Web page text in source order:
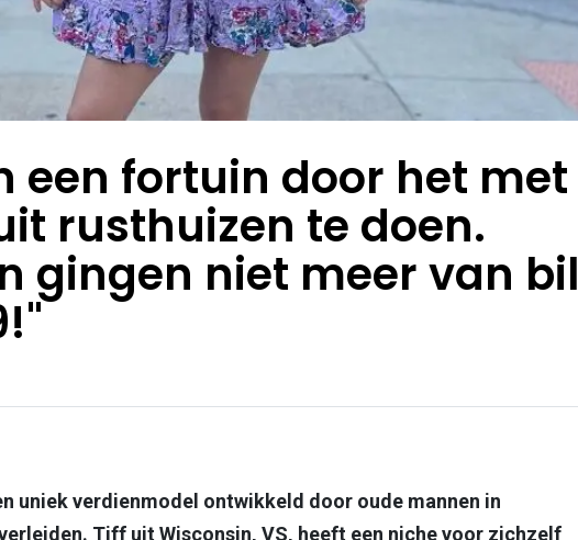
een fortuin door het met
rusthuizen te doen.
gingen niet meer van bil
uniek verdienmodel ontwikkeld door oude mannen in
Tiff uit Wisconsin, VS, heeft een niche voor zichzelf